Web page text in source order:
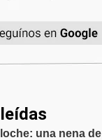
una nena de